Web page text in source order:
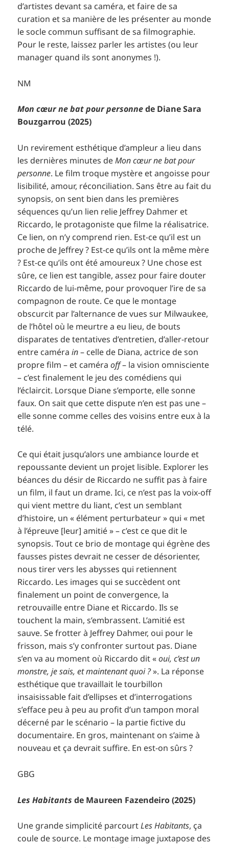
d’artistes devant sa caméra, et faire de sa
curation et sa manière de les présenter au monde
le socle commun suffisant de sa filmographie.
Pour le reste, laissez parler les artistes (ou leur
manager quand ils sont anonymes !).
NM
Mon cœur ne bat pour personnede Diane Sara
Bouzgarrou (2025)
Un revirement esthétique d’ampleur a lieu dans
les dernières minutes deMon cœur ne bat pour
personne. Le film troque mystère et angoisse pour
lisibilité, amour, réconciliation. Sans être au fait du
synopsis, on sent bien dans les premières
séquences qu’un lien relie Jeffrey Dahmer et
Riccardo, le protagoniste que filme la réalisatrice.
Ce lien, on n’y comprend rien. Est-ce qu’il est un
proche de Jeffrey ? Est-ce qu’ils ont la même mère
? Est-ce qu’ils ont été amoureux ? Une chose est
sûre, ce lien est tangible, assez pour faire douter
Riccardo de lui-même, pour provoquer l’ire de sa
compagnon de route. Ce que le montage
obscurcit par l’alternance de vues sur Milwaukee,
de l’hôtel où le meurtre a eu lieu, de bouts
disparates de tentatives d’entretien, d’aller-retour
entre camérain– celle de Diana, actrice de son
propre film – et caméraoff– la vision omnisciente
– c’est finalement le jeu des comédiens qui
l’éclaircit. Lorsque Diane s’emporte, elle sonne
faux. On sait que cette dispute n’en est pas une –
elle sonne comme celles des voisins entre eux à la
télé.
Ce qui était jusqu’alors une ambiance lourde et
repoussante devient un projet lisible. Explorer les
béances du désir de Riccardo ne suffit pas à faire
un film, il faut un drame. Ici, ce n’est pas la voix-off
qui vient mettre du liant, c’est un semblant
d’histoire, un « élément perturbateur » qui « met
à l’épreuve [leur] amitié » – c’est ce que dit le
synopsis. Tout ce brio de montage qui égrène des
fausses pistes devrait ne cesser de désorienter,
nous tirer vers les abysses qui retiennent
Riccardo. Les images qui se succèdent ont
finalement un point de convergence, la
retrouvaille entre Diane et Riccardo. Ils se
touchent la main, s’embrassent. L’amitié est
sauve. Se frotter à Jeffrey Dahmer, oui pour le
frisson, mais s’y confronter surtout pas. Diane
s’en va au moment où Riccardo dit «oui, c’est un
monstre, je sais, et maintenant quoi ?». La réponse
esthétique que travaillait le tourbillon
insaisissable fait d’ellipses et d’interrogations
s’efface peu à peu au profit d’un tampon moral
décerné par le scénario – la partie fictive du
documentaire. En gros, maintenant on s’aime à
nouveau et ça devrait suffire. En est-on sûrs ?
GBG
Les Habitants de Maureen Fazendeiro (2025)
Une grande simplicité parcourtLes Habitants, ça
coule de source. Le montage image juxtapose des